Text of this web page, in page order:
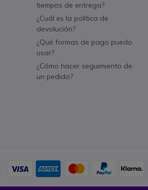
tiempos de entrega?
¿Cuál es la política de
devolución?
¿Qué formas de pago puedo
usar?
¿Cómo hacer seguimiento de
un pedido?